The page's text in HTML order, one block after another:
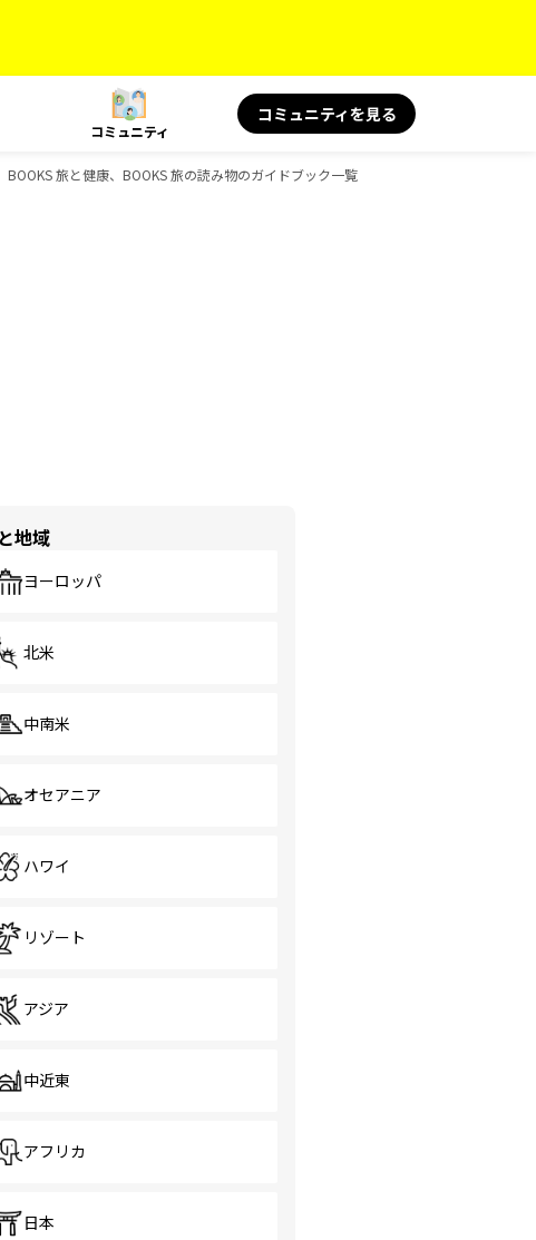
コミュニティ
コミュニティを見る
旅と健康、BOOKS 旅の読み物のガイドブック一覧
地域
ヨーロッパ
北米
中南米
オセアニア
ハワイ
リゾート
アジア
中近東
アフリカ
日本